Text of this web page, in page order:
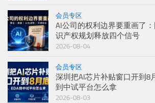
会员专区
AI公司的权利边界要重画了
识产权规划释放四个信号
2026-08-04
会员专区
深圳把AI芯片补贴窗口开到8
到中试平台怎么拿
2026-08-03